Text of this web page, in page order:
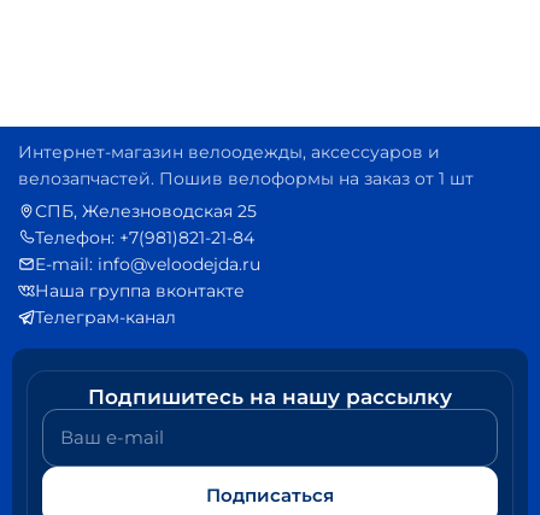
Интернет-магазин велоодежды, аксессуаров и
велозапчастей. Пошив велоформы на заказ от 1 шт
СПБ, Железноводская 25
Телефон: +7(981)821-21-84
E-mail: info@veloodejda.ru
Наша группа вконтакте
Телеграм-канал
Подпишитесь на нашу рассылку
Ваш e-mail
Подписаться